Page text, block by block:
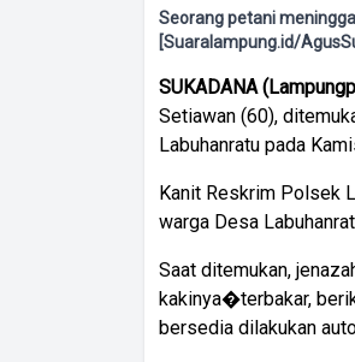
Seorang petani
[Suaralampung.id/
SUKADANA
Setiawan (60),
Labuhanratu pada
Kanit Reskrim Polsek
warga Desa
Saat ditemukan,
kakinya�terbakar,
bersedia dilakukan